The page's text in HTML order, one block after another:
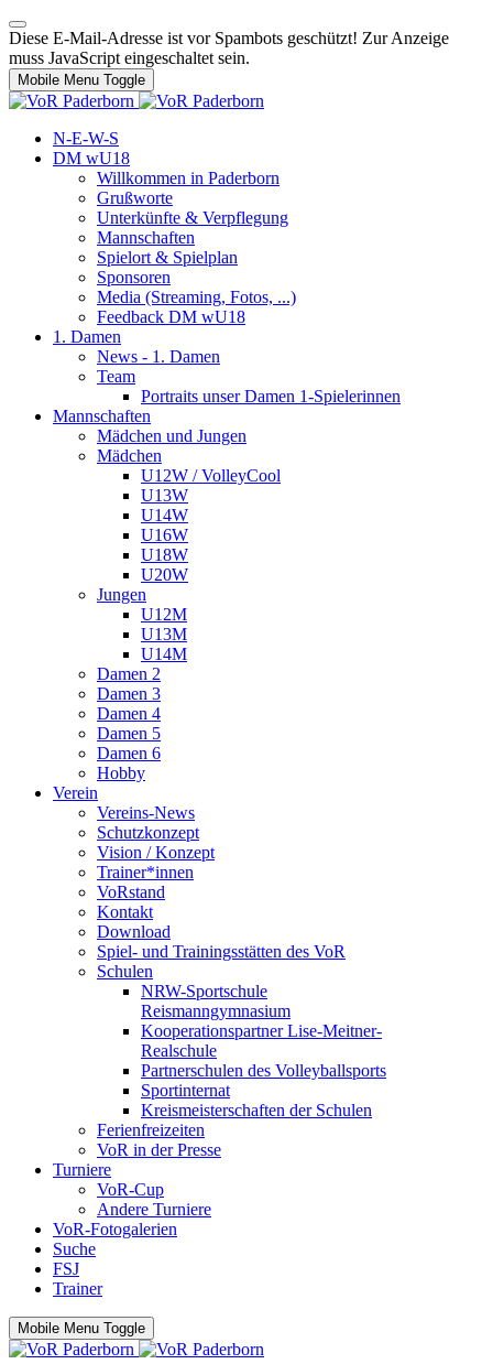
Diese E-Mail-Adresse ist vor Spambots geschützt! Zur Anzeige
muss JavaScript eingeschaltet sein.
Mobile Menu Toggle
N-E-W-S
DM wU18
Willkommen in Paderborn
Grußworte
Unterkünfte & Verpflegung
Mannschaften
Spielort & Spielplan
Sponsoren
Media (Streaming, Fotos, ...)
Feedback DM wU18
1. Damen
News - 1. Damen
Team
Portraits unser Damen 1-Spielerinnen
Mannschaften
Mädchen und Jungen
Mädchen
U12W / VolleyCool
U13W
U14W
U16W
U18W
U20W
Jungen
U12M
U13M
U14M
Damen 2
Damen 3
Damen 4
Damen 5
Damen 6
Hobby
Verein
Vereins-News
Schutzkonzept
Vision / Konzept
Trainer*innen
VoRstand
Kontakt
Download
Spiel- und Trainingsstätten des VoR
Schulen
NRW-Sportschule
Reismanngymnasium
Kooperationspartner Lise-Meitner-
Realschule
Partnerschulen des Volleyballsports
Sportinternat
Kreismeisterschaften der Schulen
Ferienfreizeiten
VoR in der Presse
Turniere
VoR-Cup
Andere Turniere
VoR-Fotogalerien
Suche
FSJ
Trainer
Mobile Menu Toggle